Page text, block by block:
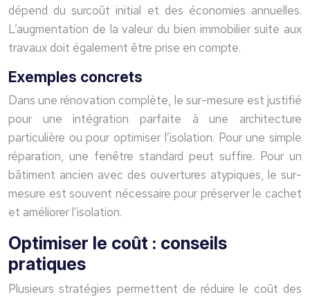
dépend du surcoût initial et des économies annuelles.
L’augmentation de la valeur du bien immobilier suite aux
travaux doit également être prise en compte.
Exemples concrets
Dans une rénovation complète, le sur-mesure est justifié
pour une intégration parfaite à une architecture
particulière ou pour optimiser l’isolation. Pour une simple
réparation, une fenêtre standard peut suffire. Pour un
bâtiment ancien avec des ouvertures atypiques, le sur-
mesure est souvent nécessaire pour préserver le cachet
et améliorer l’isolation.
Optimiser le coût : conseils
pratiques
Plusieurs stratégies permettent de réduire le coût des